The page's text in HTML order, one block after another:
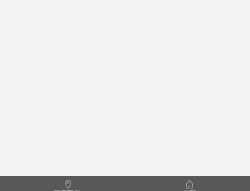
 